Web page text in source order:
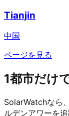
Tianjin
中国
ページを見る
1都市だけ
SolarWatchなら
ルデンアワーを